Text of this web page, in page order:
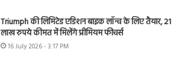
Triumph की लिमिटेड एडिशन बाइक लॉन्च के लिए तैयार, 21
लाख रुपये कीमत में मिलेंगे प्रीमियम फीचर्स
16 July 2026 - 3:17 PM